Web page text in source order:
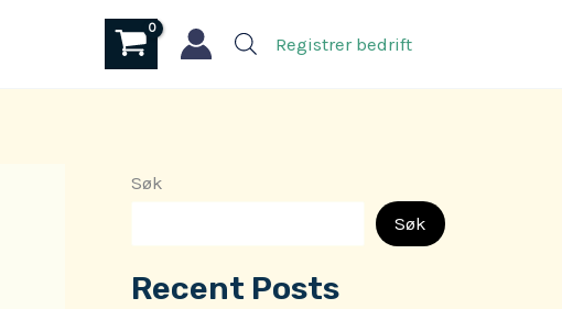
Registrer bedrift
Søk
Søk
Recent Posts